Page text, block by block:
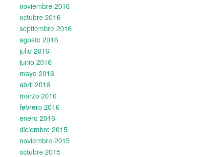
noviembre 2016
octubre 2016
septiembre 2016
agosto 2016
julio 2016
junio 2016
mayo 2016
abril 2016
marzo 2016
febrero 2016
enero 2016
diciembre 2015
noviembre 2015
octubre 2015